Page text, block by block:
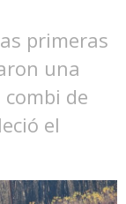
primeras
una
de
el